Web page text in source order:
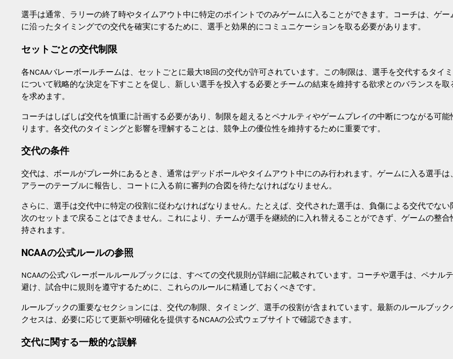
選手は通常、ラリーの終了時やタイムアウト中に特定のポイントでのみゲームに入ることができます。コーチは、ゲー
に沿ったタイミングでの交代を確実にするために、選手と効果的にコミュニケーションを取る必要があります。
セットごとの交代制限
各NCAAバレーボールチームは、セットごとに最大18回の交代が許可されています。この制限は、選手を交代するタイ
について戦略的な決定を下すことを促し、新しい選手を投入する必要とチームの結束を維持する欲求とのバランスを取
を求めます。
コーチはしばしば交代を慎重に計画する必要があり、制限を超えるとペナルティやゲームプレイの中断につながる可能
ります。各交代のタイミングと影響を理解することは、競争上の優位性を維持するために重要です。
交代の条件
交代は、ボールがプレー外にあるとき、通常はデッドボールやタイムアウト中にのみ行われます。ゲームに入る選手は
アラーのテーブルに報告し、コートに入る前に審判の合図を待たなければなりません。
さらに、選手は交代中に特定の役割に従わなければなりません。たとえば、交代された選手は、負傷による交代でない
次のセットまで戻ることはできません。これにより、チームが選手を継続的に入れ替えることができず、ゲームの整合
持されます。
NCAAの公式ルールの参照
NCAAの公式バレーボールルールブックには、すべての交代規則が詳細に記載されています。コーチや選手は、ペナル
避け、試合中に規則を遵守するために、これらのルールに精通しておくべきです。
ルールブックの重要なセクションには、交代の制限、タイミング、選手の役割が含まれています。最新のルールブック
クセスは、必要に応じて更新や明確化を提供するNCAAの公式ウェブサイトで確認できます。
交代に関する一般的な誤解